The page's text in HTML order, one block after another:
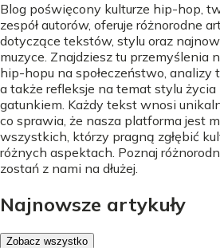
Blog poświęcony kulturze hip-hop,
zespół autorów, oferuje różnorodne
dotyczące tekstów, stylu oraz
muzyce. Znajdziesz tu przemyślenia
hip-hopu na społeczeństwo, analizy
a także refleksje na temat stylu
gatunkiem. Każdy tekst wnosi
co sprawia, że nasza platforma jest
wszystkich, którzy pragną zgłębić
różnych aspektach. Poznaj
zostań z nami na dłużej.
Najnowsze artykuły
Zobacz wszystko